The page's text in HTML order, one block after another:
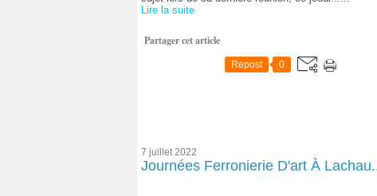
Lire la suite
Partager cet article
Repost 0
7 juillet 2022
Journées Ferronierie D'art À